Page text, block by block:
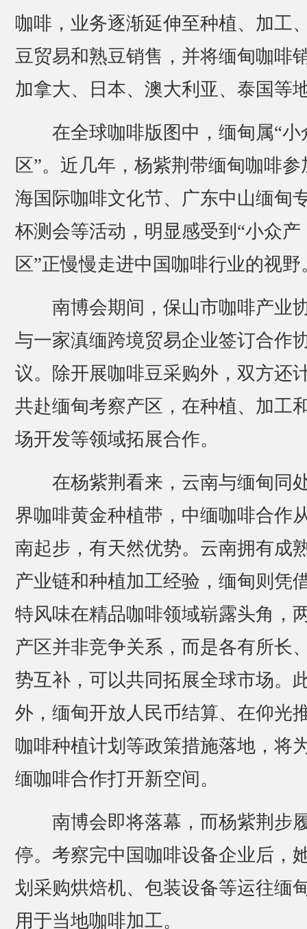
咖啡，业务逐渐延伸至种植、加工
豆贸易和熟豆销售，并将缅甸咖啡
加拿大、日本、澳大利亚、泰国等
在全球咖啡版图中，缅甸属“小
区”。近几年，杨紫荆带缅甸咖啡参
海国际咖啡文化节、广东中山缅甸
杯测会等活动，明显感受到“小众产
区”正慢慢走进中国咖啡行业的视野
南博会期间，保山市咖啡产业
与一家滇缅跨境贸易企业签订合作
议。除开展咖啡豆采购外，双方还
共赴缅甸考察产区，在种植、加工
场开发等领域拓展合作。
在杨紫荆看来，云南与缅甸同
界咖啡黄金种植带，中缅咖啡合作
南起步，有天然优势。云南拥有成
产业链和种植加工经验，缅甸则凭
特风味在精品咖啡领域崭露头角，
产区并非竞争关系，而是各有所长
势互补，可以共同拓展全球市场。
外，缅甸开放人民币结算、在仰光
咖啡种植计划等政策措施落地，将
缅咖啡合作打开新空间。
南博会即将落幕，而杨紫荆步
停。考察完中国咖啡设备企业后，
划采购烘焙机、包装设备等运往缅
用于当地咖啡加工。